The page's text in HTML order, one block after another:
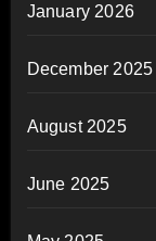
January 2026
December 2025
August 2025
June 2025